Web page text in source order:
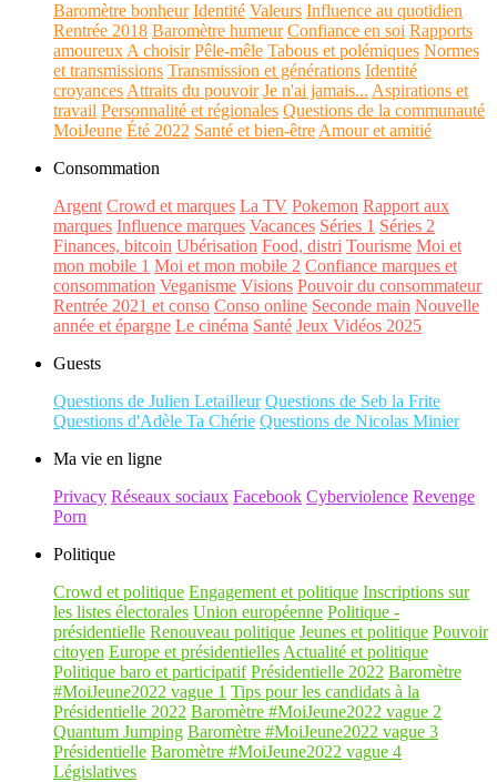
Baromètre bonheur Identité Valeurs Influence au quotidien
Rentrée 2018 Baromètre humeur Confiance en soi Rapports
amoureux A choisir Pêle-mêle Tabous et polémiques Normes
et transmissions Transmission et générations Identité
croyances Attraits du pouvoir Je n'ai jamais... Aspirations et
travail Personnalité et régionales Questions de la communauté
MoiJeune Été 2022 Santé et bien-être Amour et amitié
Consommation
Argent Crowd et marques La TV Pokemon Rapport aux
marques Influence marques Vacances Séries 1 Séries 2
Finances, bitcoin Ubérisation Food, distri Tourisme Moi et
mon mobile 1 Moi et mon mobile 2 Confiance marques et
consommation Veganisme Visions Pouvoir du consommateur
Rentrée 2021 et conso Conso online Seconde main Nouvelle
année et épargne Le cinéma Santé Jeux Vidéos 2025
Guests
Questions de Julien Letailleur Questions de Seb la Frite
Questions d'Adèle Ta Chérie Questions de Nicolas Minier
Ma vie en ligne
Privacy Réseaux sociaux Facebook Cyberviolence Revenge
Porn
Politique
Crowd et politique Engagement et politique Inscriptions sur
les listes électorales Union européenne Politique -
présidentielle Renouveau politique Jeunes et politique Pouvoir
citoyen Europe et présidentielles Actualité et politique
Politique baro et participatif Présidentielle 2022 Baromètre
#MoiJeune2022 vague 1 Tips pour les candidats à la
Présidentielle 2022 Baromètre #MoiJeune2022 vague 2
Quantum Jumping Baromètre #MoiJeune2022 vague 3
Présidentielle Baromètre #MoiJeune2022 vague 4
Législatives